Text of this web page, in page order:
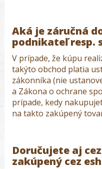
Aká je záručná
podnikateľ resp.
V prípade, že kúpu
takýto obchod platia
zákonníka (nie
a Zákona o ochrane
prípade, kedy
na takto zakúpený
Doručujete aj
zakúpený cez